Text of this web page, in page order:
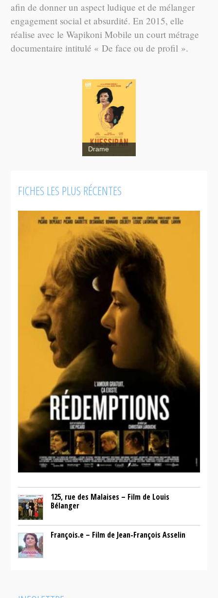
afin de donner un aspect ludique et de mélanger
engagement social et absurdité. En 2015, elle
réalise avec le Wapikoni Mobile un court métrage
documentaire intitulé « De face ou de profil ».
Drame
FICHES LES PLUS RÉCENTES
125, rue des Malaises – Film de Louis
Bélanger
François.e – Film de Jean-François Asselin